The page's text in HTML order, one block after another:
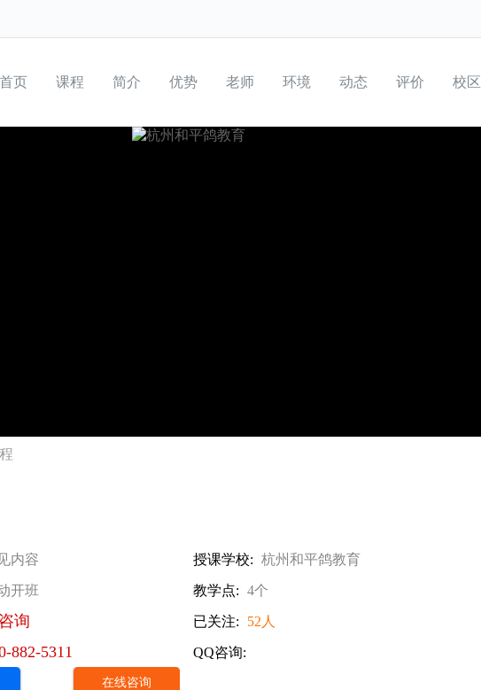
首页 课程 简介 优势 老师 环境 动态 评价 校区
内容
开班
询
882-5311
在线咨询
授课学校: 杭州和平鸽教育
教学点: 4个
已关注: 52人
QQ咨询: